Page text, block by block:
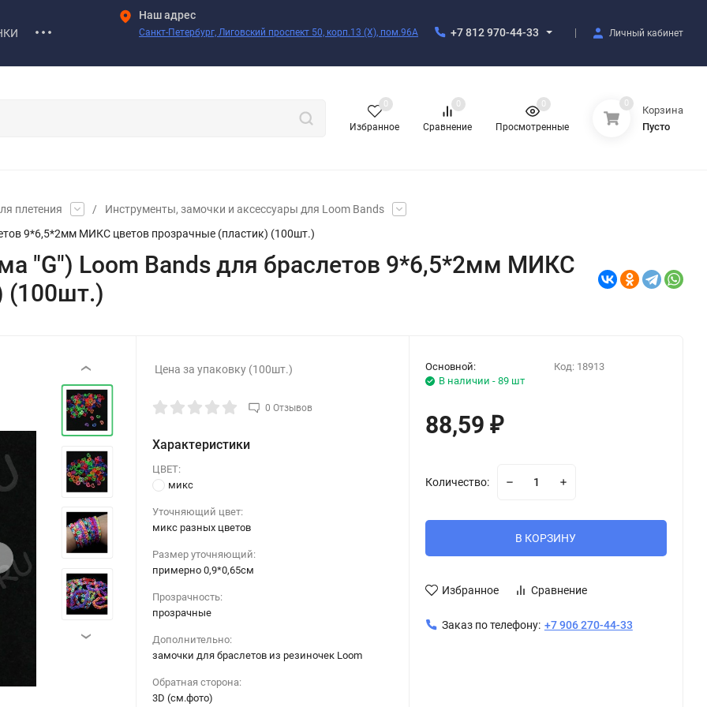
Наш адрес
Санкт-Петербург, Лиговский проспект 50, корп.13 (X), пом.96А +7 812 970-44-33 Личный кабинет
Избранное
0
Сравнение
0
Просмотренные
0 0
Корзина
Пусто
плетения /
Инструменты, замочки и аксессуары для Loom Bands
9*6,5*2мм МИКС цветов прозрачные (пластик) (100шт.)
"G") Loom Bands для браслетов 9*6,5*2мм МИКС
(100шт.)
‹
›
Цена за упаковку (100шт.)
0 Отзывов
Характеристики
ЦВЕТ:
микс
Уточняющий цвет:
микс разных цветов
Размер уточняющий:
примерно 0,9*0,65см
Прозрачность:
прозрачные
Дополнительно:
замочки для браслетов из резиночек Loom
Обратная сторона:
3D (см.фото)
Основной:
В наличии - 89 шт
Код: 18913
88,59 ₽
Количество:
В КОРЗИНУ
Избранное Сравнение
Заказ по телефону: +7 906 270-44-33